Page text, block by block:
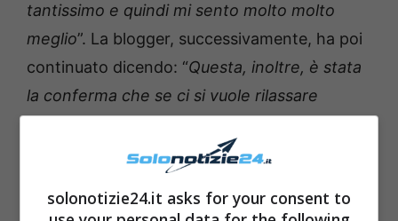
tantissimo e quindi mi sento molto molto
meglio”. La blogger, successivamente, ha poi
continuato dicendo: “Questa, inoltre, è stata
la conferma che se ci si vuole rilassare
solonotizie24.it asks for your consent to